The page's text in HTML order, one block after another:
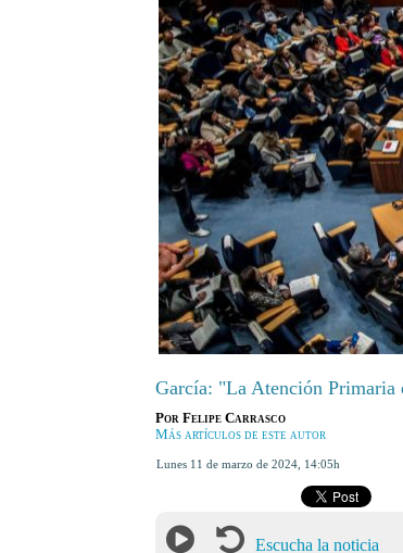
García: "La Atención Primaria
Por Felipe Carrasco
Más artículos de este autor
lunes 11 de marzo de 2024, 14:05h
Escucha la noticia